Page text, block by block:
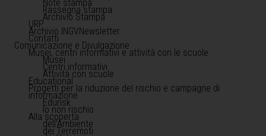
Note stampa
Rassegna stampa
Archivio Stampa
URP
Archivio INGVNewsletter
Contatti
Comunicazione e Divulgazione
Musei, centri informativi e attività con le scuole
Musei
Centri informativi
Attività con scuole
Educational
Progetti per la riduzione del rischio e campagne di
informazione
Edurisk
Io non rischio
Alla scoperta
dell'Ambiente
dei Terremoti